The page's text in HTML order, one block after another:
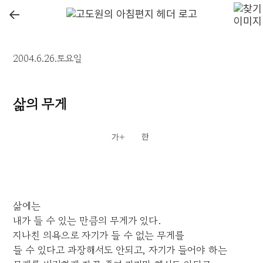
←
2004.6.26.토요일
삶의 무게
삶에는
내가 들 수 있는 만큼의 무게가 있다.
지나친 의욕으로 자기가 들 수 없는 무게를
들 수 있다고 과장해서도 안되고, 자기가 들어야 하는